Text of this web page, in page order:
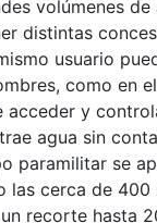
volúmenes
distintas
usuario
como en
acceder y
agua sin
paramilitar se
las cerca de
recorte hasta